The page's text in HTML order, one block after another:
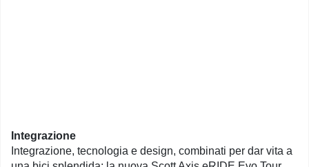
Integrazione
Integrazione, tecnologia e design, combinati per dar vita a